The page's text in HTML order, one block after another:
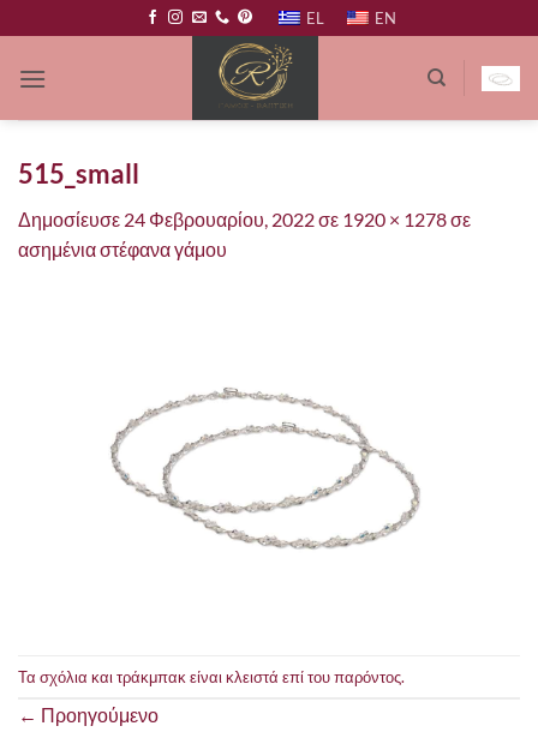
στο
περιεχόμενο
EL EN
515_small
Δημοσίευσε 24 Φεβρουαρίου, 2022σε 1920 × 1278σε
ασημένια στέφανα γάμου
Τα σχόλια και τράκμπακ είναι κλειστά επί του παρόντος.
← Προηγούμενο